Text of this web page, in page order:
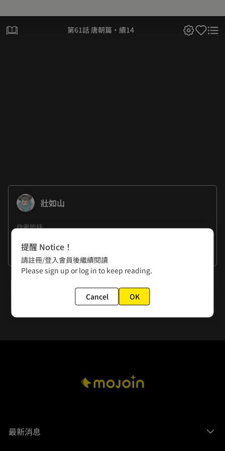
第61話 唐朝篇·續14
壯如山
作者的話
最近摔車犁田，又掰咖裹石膏了，所以更新的時間會比較不固
定 (雖然這回也沒多準時W)，作畫速度取決於腳腫不腫；掰咖
的唯一好處是能減肥，因為沒辦法自己走去尋找食物W
看更多
第62話 唐朝篇·續15
最新消息
提醒 Notice！
請註冊/登入會員後繼續閱讀
Please sign up or log in to keep reading.
Cancel OK